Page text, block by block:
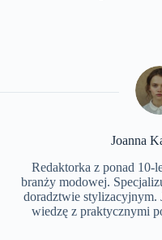
Joanna
Redaktorka z ponad 10-
branży modowej.
doradztwie stylizacyjnym.
wiedzę z praktycznymi